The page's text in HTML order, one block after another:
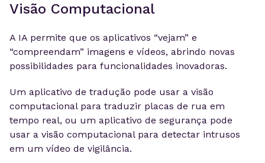
Visão Computacional
A IA permite que os aplicativos “vejam” e
“compreendam” imagens e vídeos, abrindo novas
possibilidades para funcionalidades inovadoras.
Um aplicativo de tradução pode usar a visão
computacional para traduzir placas de rua em
tempo real, ou um aplicativo de segurança pode
usar a visão computacional para detectar intrusos
em um vídeo de vigilância.